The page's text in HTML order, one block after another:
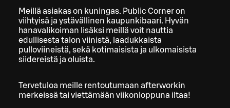
Meillä asiakas on kuningas. Public Corner on
viihtyisä ja ystävällinen kaupunkibaari. Hyvän
hanavalikoiman lisäksi meillä voit nauttia
edullisesta talon viinistä, laadukkaista
pulloviineistä, sekä kotimaisista ja ulkomaisista
siidereistä ja oluista.
Tervetuloa meille rentoutumaan afterworkin
merkeissä tai viettämään viikonloppuna iltaa!